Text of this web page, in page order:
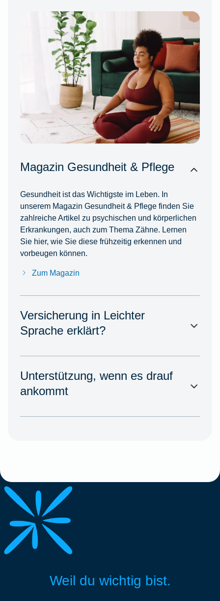
Magazin Gesundheit & Pflege
Gesundheit ist das Wichtigste im Leben. In
unserem Magazin Gesundheit & Pflege finden Sie
zahlreiche Artikel zu psychischen und körperlichen
Erkrankungen, auch zum Thema Zähne. Lernen
Sie hier, wie Sie diese frühzeitig erkennen und
vorbeugen können.
Zum Magazin
Versicherung in Leichter
Sprache erklärt?
Unterstützung, wenn es drauf
ankommt
Weil du wichtig bist.